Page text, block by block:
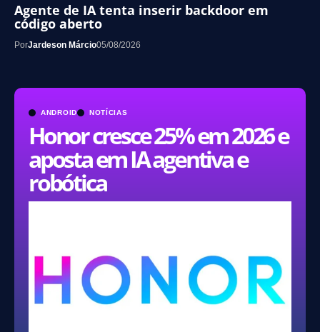
ANDROID NOTÍCIAS
Honor cresce 25% em 2026 e
aposta em IA agentiva e
robótica
Agente de IA tenta inserir backdoor em
código aberto
PorJardeson Márcio05/08/2026